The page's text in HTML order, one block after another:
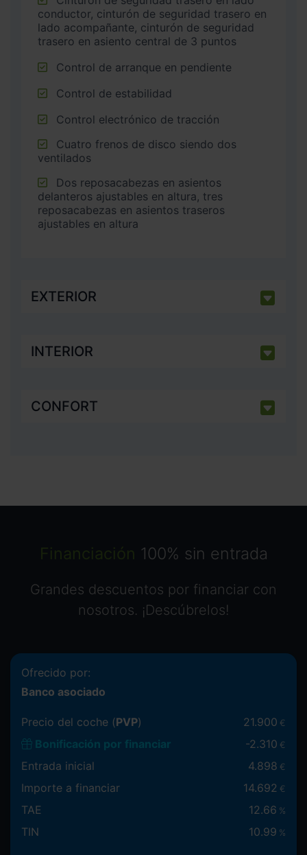
conductor, cinturón de seguridad trasero en
lado acompañante, cinturón de seguridad
trasero en asiento central de 3 puntos
Control de arranque en pendiente
Control de estabilidad
Control electrónico de tracción
ventilados
delanteros ajustables en altura, tres
reposacabezas en asientos traseros
ajustables en altura
EXTERIOR
INTERIOR
CONFORT
Financiación 100% sin entrada
Grandes descuentos por financiar con
nosotros. ¡Descúbrelos!
Ofrecido por:
Banco asociado
Precio del coche (PVP) 21.900 €
Bonificación por financiar -2.310 €
Entrada inicial 4.898 €
Importe a financiar 14.692 €
TAE 12.66 %
TIN 10.99 %